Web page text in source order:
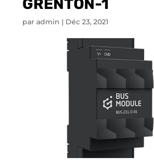
GRENTON-1
par admin | Déc 23, 2021